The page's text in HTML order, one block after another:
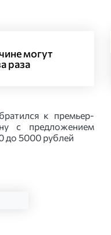
могут
раза
к премьер-
с предложением
до 5000 рублей